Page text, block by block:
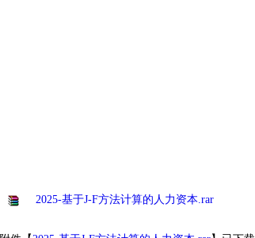
2025-基于J-F方法计算的人力资本.rar